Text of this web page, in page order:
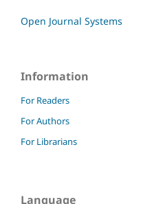
Open Journal Systems
Information
For Readers
For Authors
For Librarians
Language